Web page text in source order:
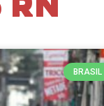
BRASIL